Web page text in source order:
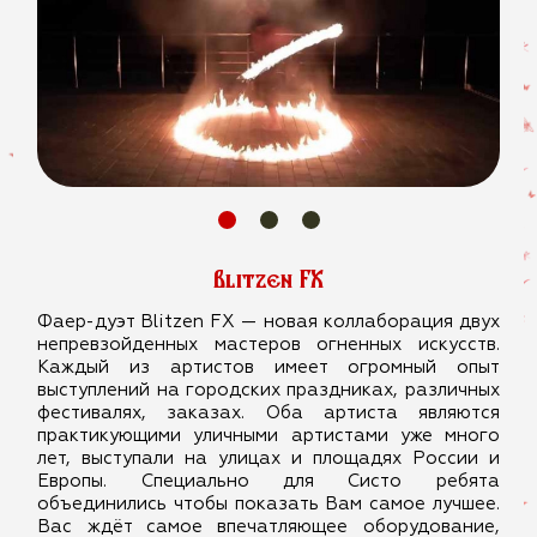
Blitzen FX
Фаер-дуэт Blitzen FX — новая коллаборация двух
непревзойденных мастеров огненных искусcтв.
Каждый из артистов имеет огромный опыт
выступлений на городских праздниках, различных
фестивалях, заказах. Оба артиста являются
практикующими уличными артистами уже много
лет, выступали на улицах и площадях России и
Европы. Специально для Систо ребята
объединились чтобы показать Вам самое лучшее.
Вас ждёт самое впечатляющее оборудование,